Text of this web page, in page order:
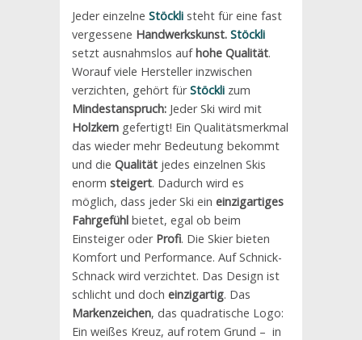
Jeder einzelne Stöckli steht für eine fast
vergessene Handwerkskunst. Stöckli
setzt ausnahmslos aufhohe Qualität.
Worauf viele Hersteller inzwischen
verzichten, gehört fürStöckli zum
Mindestanspruch: Jeder Ski wird mit
Holzkern gefertigt! Ein Qualitätsmerkmal
das wieder mehr Bedeutung bekommt
und die Qualität jedes einzelnen Skis
enorm steigert. Dadurch wird es
möglich, dass jeder Ski ein einzigartiges
Fahrgefühl bietet, egal ob beim
Einsteiger oder Profi. Die Skier bieten
Komfort und Performance. Auf Schnick-
Schnack wird verzichtet. Das Design ist
schlicht und doch einzigartig. Das
Markenzeichen, das quadratische Logo:
Ein weißes Kreuz, auf rotem Grund – in